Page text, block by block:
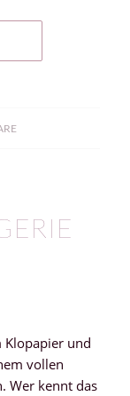
und
vollen
Wer kennt das